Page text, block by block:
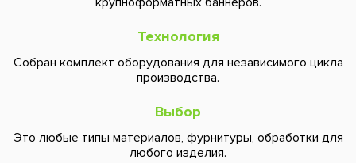
Технология
Собран комплект оборудования для независимого цикла
производства.
Выбор
Это любые типы материалов, фурнитуры, обработки для
любого изделия.